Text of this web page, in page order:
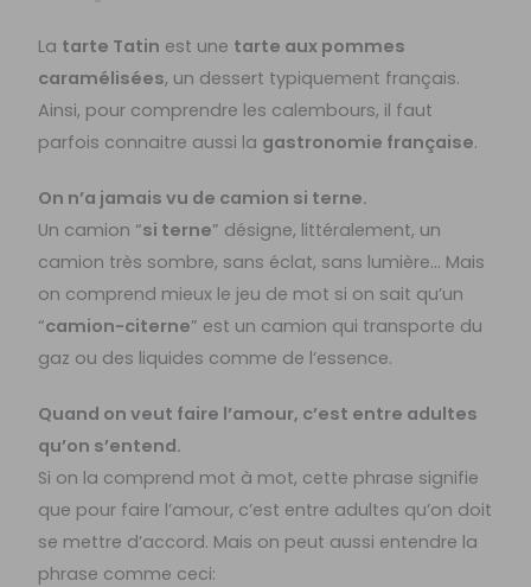
La tarte Tatin est une tarte aux pommes
caramélisées, un dessert typiquement français.
Ainsi, pour comprendre les calembours, il faut
parfois connaitre aussi la gastronomie française.
On n’a jamais vu de camion si terne.
Un camion “si terne” désigne, littéralement, un
camion très sombre, sans éclat, sans lumière… Mais
on comprend mieux le jeu de mot si on sait qu’un
“camion-citerne” est un camion qui transporte du
gaz ou des liquides comme de l’essence.
Quand on veut faire l’amour, c’est entre adultes
qu’on s’entend.
Si on la comprend mot à mot, cette phrase signifie
que pour faire l’amour, c’est entre adultes qu’on doit
se mettre d’accord. Mais on peut aussi entendre la
phrase comme ceci: